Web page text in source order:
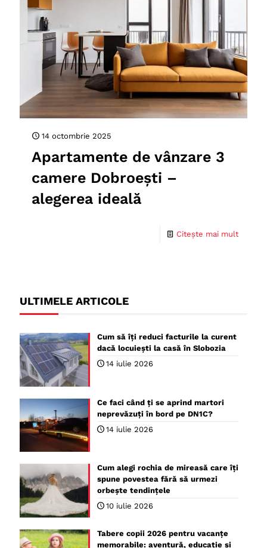
14 octombrie 2025
Apartamente de vânzare 3
camere Dobroești –
alegerea ideală
Citește mai mult
ULTIMELE ARTICOLE
Cum să îți reduci facturile la curent
dacă locuiești la casă în Slobozia
14 iulie 2026
Ce faci când ți se aprind martori
neprevăzuți în bord pe DN1C?
14 iulie 2026
Cum alegi rochia de mireasă care îți
spune povestea fără să urmezi
orbește tendințele
10 iulie 2026
Tabere copii 2026 pentru vacanțe
memorabile: aventură, educație și